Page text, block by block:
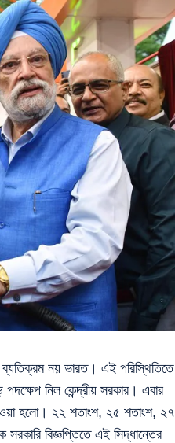
ব্যতিক্রম নয় ভারত। এই পরিস্থিতিতে
নিল কেন্দ্রীয় সরকার। এবার
হলো। ২২ শতাংশ, ২৫ শতাংশ, ২৭
বিজ্ঞপ্তিতে এই সিদ্ধান্তের